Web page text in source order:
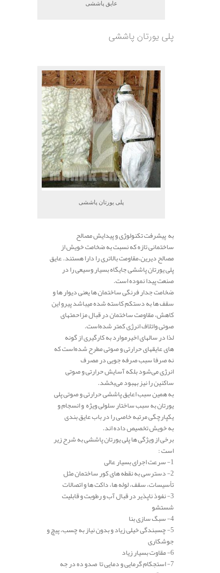
عایق پاششی
پلی یورتان پاششی
پلی یورتان پاششی
به پیشرفت تکنولوژی و پیدایش مصالح
ساختمانی تازه که نسبت به ضخامت خویش از
مصالح دیرین،مقاومت بالاتری را دارا ‌هستند. عایق
پلی یورتان پاششی جایگاه بسیار وسیعی را در
صنعت پیدا نموده است.
ضخامت جدار فرنگی ساختمان ها یعنی دیوار ها و
سقف ها به دستکم کاسته شده میباشد پیرو این
کاهش، مقاومت ساختمان در قبال مزاحمتهای
صوتی واتلاف انرژی کمتر شده‌است.
لذا در سالهای اخیرموارد به کارگیری از گونه
های عایقهای حرارتی و صوتی مطرح شد‌ه‌است که
نه صرفا سبب صرفه جویی در مصرف
انرژی می‌شود بلکه آسایش حرارتی و صوتی
ساکنین را نیز بهبود می‌بخشد.
به همین سبب اعایق پاششی حرارتی و صوتی پلی
یورتان به سبب ساختار سلولی ویژه و انسجام و
یکپارچگی مرتبه خاصی را در باب عایق بندی
به خویش تخصیص داده اند.
برخی از ویژگی ها پلی یورتان پاششی به شرح زیر
است :
1- سرعت اجرای بسیار عالی
2- دسترسی به نقطه های کور ساختمان مثل
تأسیسات، سقف، لوله ها، داکت ها و اتصالات
3- نفوذ ناپذیر در قبال آب و رطوبت و قابلیت
شستشو
4- سبگ سازی بنا
5- چسبندگی خیلی زیاد و بدون نیاز به چسب، پیچ و
جوشکاری
6- مقاوت بسیار زیاد
7- استجکام گرمایی و دمایی تا صدو ده در جه